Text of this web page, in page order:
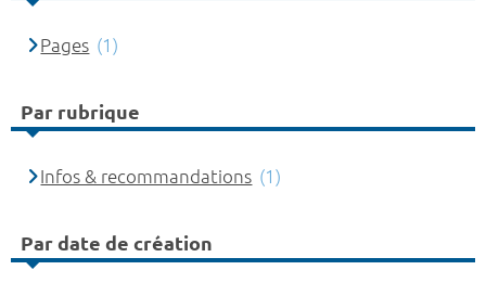
Pages (1)
Par rubrique
Infos & recommandations (1)
Par date de création